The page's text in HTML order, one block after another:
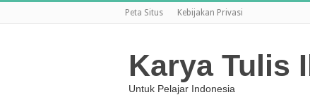
Peta Situs Kebijakan Privasi
Karya Tulis
Untuk Pelajar Indonesia